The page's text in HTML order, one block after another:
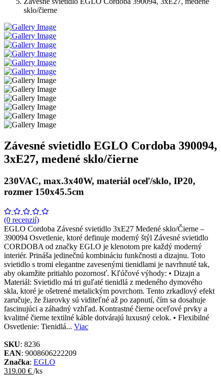
sklo/čierne
Závesné svietidlo EGLO Cordoba 390094,
3xE27, medené sklo/čierne
230VAC, max.3x40W, materiál oceľ/sklo, IP20,
rozmer 150x45.5cm
(0 recenzií)
EGLO Cordoba Závesné svietidlo 3xE27 Medené sklo/Čierne –
390094 Osvetlenie, ktoré definuje moderný štýl Závesné svietidlo
CORDOBA od značky EGLO je klenotom pre každý moderný
interiér. Prináša jedinečnú kombináciu funkčnosti a dizajnu. Toto
svietidlo s tromi elegantne zavesenými tienidlami je navrhnuté tak,
aby okamžite pritiahlo pozornosť. Kľúčové výhody: • Dizajn a
Materiál: Svietidlo má tri guľaté tienidlá z medeného dymového
skla, ktoré je ošetrené metalickým povrchom. Tento zrkadlový efekt
zaručuje, že žiarovky sú viditeľné až po zapnutí, čím sa dosahuje
fascinujúci a záhadný vzhľad. Kontrastné čierne oceľové prvky a
kvalitné čierne textilné káble dotvárajú luxusný celok. • Flexibilné
Osvetlenie: Tienidlá... Viac
SKU: 8236
EAN: 9008606222209
Značka: EGLO
319.00 € /ks